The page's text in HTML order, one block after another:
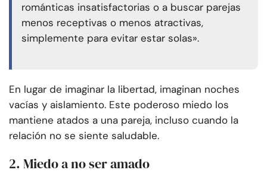
románticas insatisfactorias o a buscar parejas
menos receptivas o menos atractivas,
simplemente para evitar estar solas».
En lugar de imaginar la libertad, imaginan noches
vacías y aislamiento. Este poderoso miedo los
mantiene atados a una pareja, incluso cuando la
relación no se siente saludable.
2. Miedo a no ser amado